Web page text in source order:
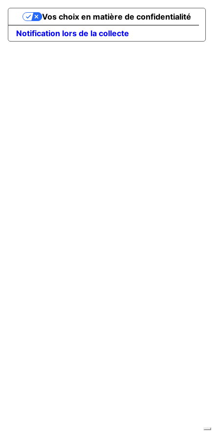
Notification lors de la collecte
Vos choix en matière de confidentialité